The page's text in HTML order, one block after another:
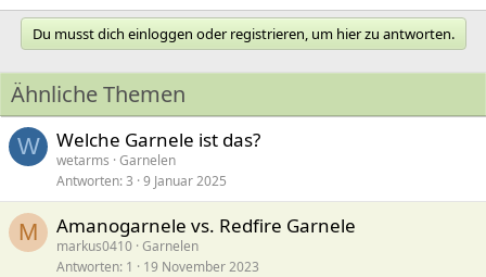
Du musst dich einloggen oder registrieren, um hier zu antworten.
Ähnliche Themen
W Welche Garnele ist das?
wetarms Garnelen
Antworten 3 9 Januar 2025
M Amanogarnele vs. Redfire Garnele
markus0410 Garnelen
Antworten 1 19 November 2023